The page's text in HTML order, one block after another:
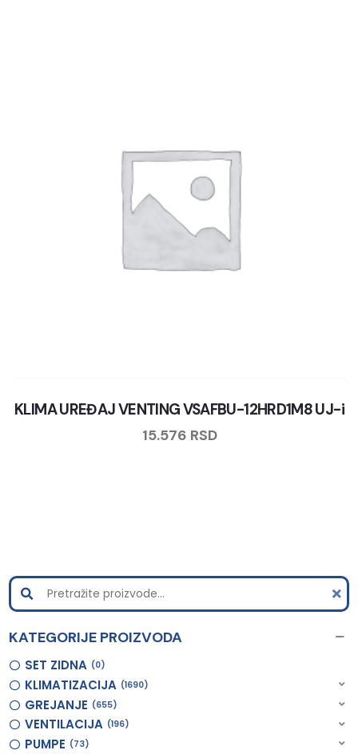
KLIMA UREĐAJ VENTING VSAFBU-12HRD1M8 UJ-i
15.576 RSD
KATEGORIJE PROIZVODA
SET ZIDNA 0
KLIMATIZACIJA 1690
GREJANJE 655
VENTILACIJA 196
PUMPE 73